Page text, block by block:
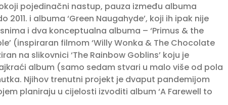
pojedinačni nastup, pauza između albuma
i albuma ‘Green Naugahyde’, koji ih ipak nije
i dva konceptualna albuma – ‘Primus & the
(inspiraran filmom ‘Willy Wonka & The Chocolate
na slikovnici ‘The Rainbow Goblins’ koju je
album (samo sedam stvari u malo više od pola
Njihov trenutni projekt je dvaput pandemijom
planiraju u cijelosti izvoditi album ‘A Farewell to